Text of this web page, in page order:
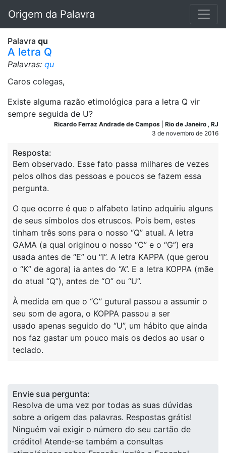
Origem da Palavra
Palavra qu
A letra Q
Palavras: qu
Caros colegas,
Existe alguma razão etimológica para a letra Q vir
sempre seguida de U?
Ricardo Ferraz Andrade de Campos Rio de Janeiro , RJ
3 de novembro de 2016
Resposta:
Bem observado. Esse fato passa milhares de vezes
pelos olhos das pessoas e poucos se fazem essa
pergunta.
O que ocorre é que o alfabeto latino adquiriu alguns
de seus símbolos dos etruscos. Pois bem, estes
tinham três sons para o nosso “Q” atual. A letra
GAMA (a qual originou o nosso “C” e o “G”) era
usada antes de “E” ou “I”. A letra KAPPA (que gerou
o “K” de agora) ia antes do “A”. E a letra KOPPA (mãe
do atual “Q”), antes de “O” ou “U”.
À medida em que o “C” gutural passou a assumir o
seu som de agora, o KOPPA passou a ser
usado apenas seguido do “U”, um hábito que ainda
nos faz gastar um pouco mais os dedos ao usar o
teclado.
Envie sua pergunta:
Resolva de uma vez por todas as suas dúvidas
sobre a origem das palavras. Respostas grátis!
Ninguém vai exigir o número do seu cartão de
crédito! Atende-se também a consultas